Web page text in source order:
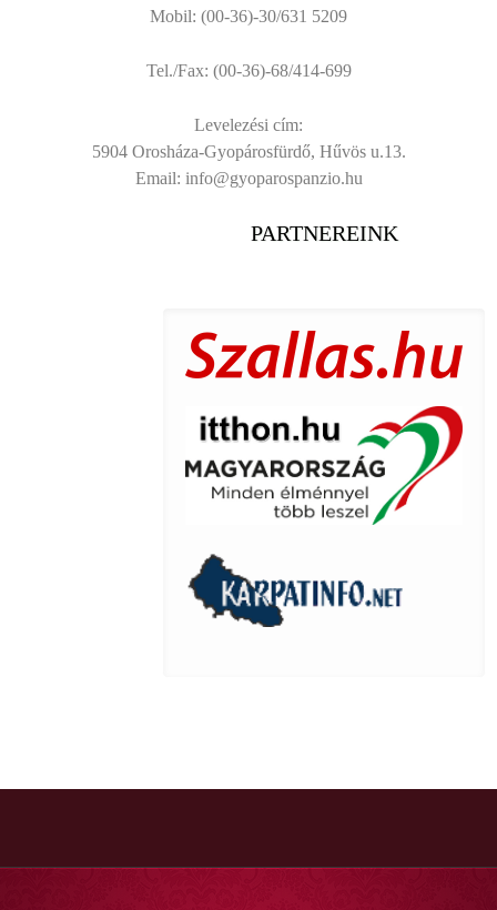
Mobil: (00-36)-30/631 5209
Tel./Fax: (00-36)-68/414-699
Levelezési cím:
5904 Orosháza-Gyopárosfürdő, Hűvös u.13.
Email: info@gyoparospanzio.hu
PARTNEREINK